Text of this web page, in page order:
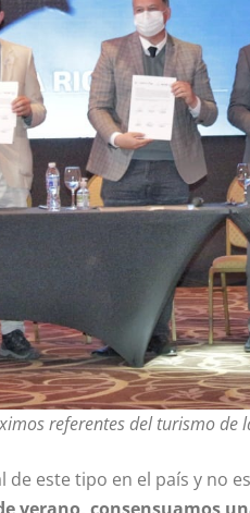
referentes del turismo
de este tipo en el país y no